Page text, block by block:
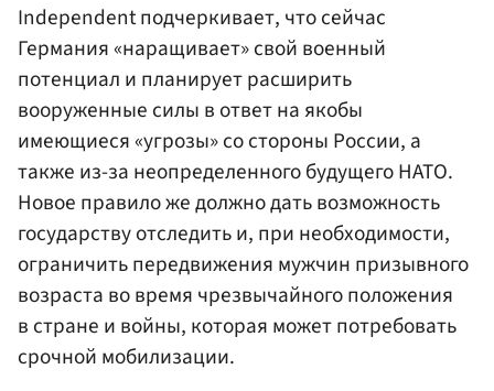
Independent подчеркивает, что сейчас
Германия «наращивает» свой военный
потенциал и планирует расширить
вооруженные силы в ответ на якобы
имеющиеся «угрозы» со стороны России, а
также из-за неопределенного будущего НАТО.
Новое правило же должно дать возможность
государству отследить и, при необходимости,
ограничить передвижения мужчин призывного
возраста во время чрезвычайного положения
в стране и войны, которая может потребовать
срочной мобилизации.